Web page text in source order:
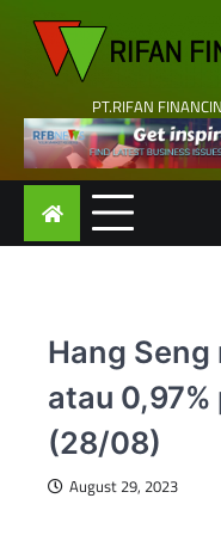
content
PT.RIFAN
Hang Seng
atau
(28/08)
August 29, 2023